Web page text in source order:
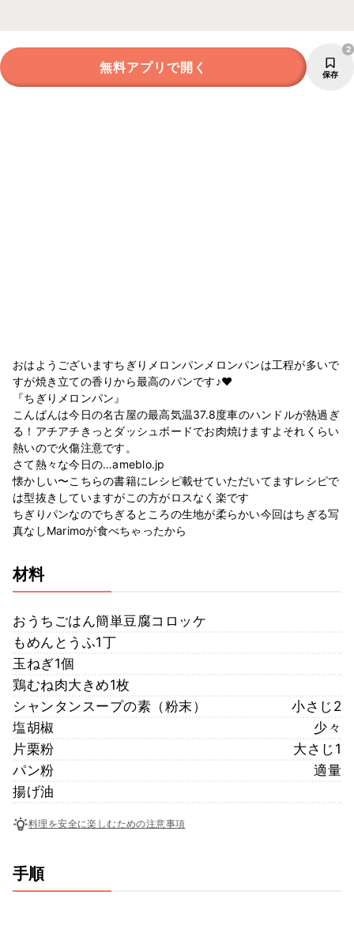
無料アプリで開く 保存
2
おはようございますちぎりメロンパンメロンパンは工程が多いで
すが焼き立ての香りから最高のパンです♪❤️
『ちぎりメロンパン』
こんばんは今日の名古屋の最高気温37.8度車のハンドルが熱過ぎ
る！アチアチきっとダッシュボードでお肉焼けますよそれくらい
熱いので火傷注意です。
さて熱々な今日の…ameblo.jp
懐かしい〜こちらの書籍にレシピ載せていただいてますレシピで
は型抜きしていますがこの方がロスなく楽です
ちぎりパンなのでちぎるところの生地が柔らかい今回はちぎる写
真なしMarimoが食べちゃったから
材料
おうちごはん簡単豆腐コロッケ
もめんとうふ1丁
玉ねぎ1個
鶏むね肉大きめ1枚
シャンタンスープの素（粉末）
小さじ2
塩胡椒
少々
片栗粉
大さじ1
パン粉
適量
揚げ油
料理を安全に楽しむための注意事項
手順